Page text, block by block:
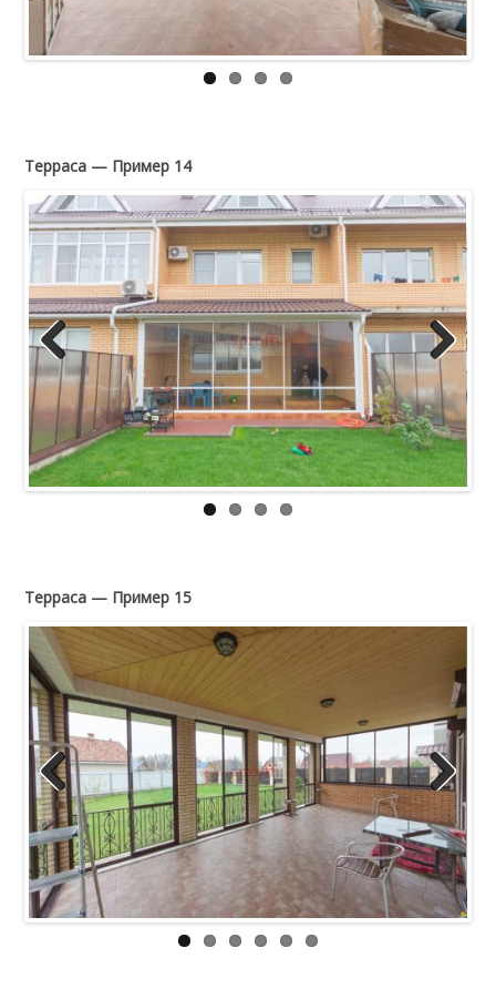
Терраса — Пример 14
Previous Next
Терраса — Пример 15
Previous Next